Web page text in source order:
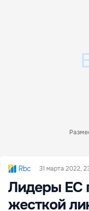
Rbc 31 марта 2022,
Лидеры ЕС
жесткой